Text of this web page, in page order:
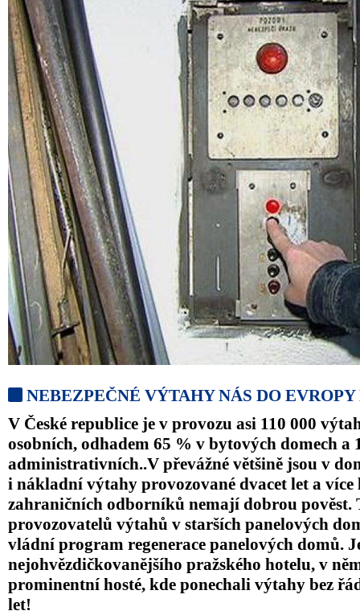
NEBEZPEČNÉ VÝTAHY NÁS DO
V České republice je v provozu asi 110 000
osobních, odhadem 65 % v bytových domech a
administrativních..V převážné většině jsou v
i nákladní výtahy provozované dvacet let a více
zahraničních odborníků nemají dobrou pověst.
provozovatelů výtahů v starších panelových
vládní program regenerace panelových domů.
nejohvězdičkovanějšího pražského hotelu, v
prominentní hosté, kde ponechali výtahy bez
let!